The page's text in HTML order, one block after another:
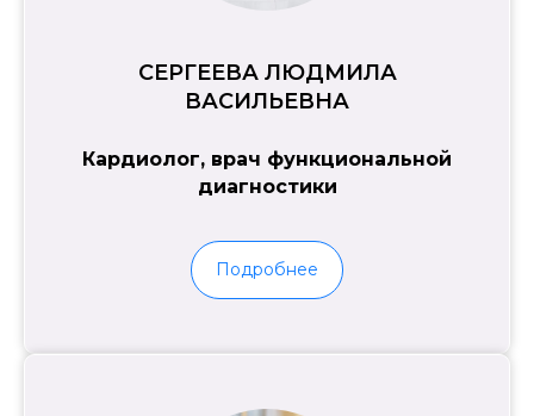
СЕРГЕЕВА ЛЮДМИЛА
ВАСИЛЬЕВНА
Кардиолог, врач функциональной
диагностики
Подробнее